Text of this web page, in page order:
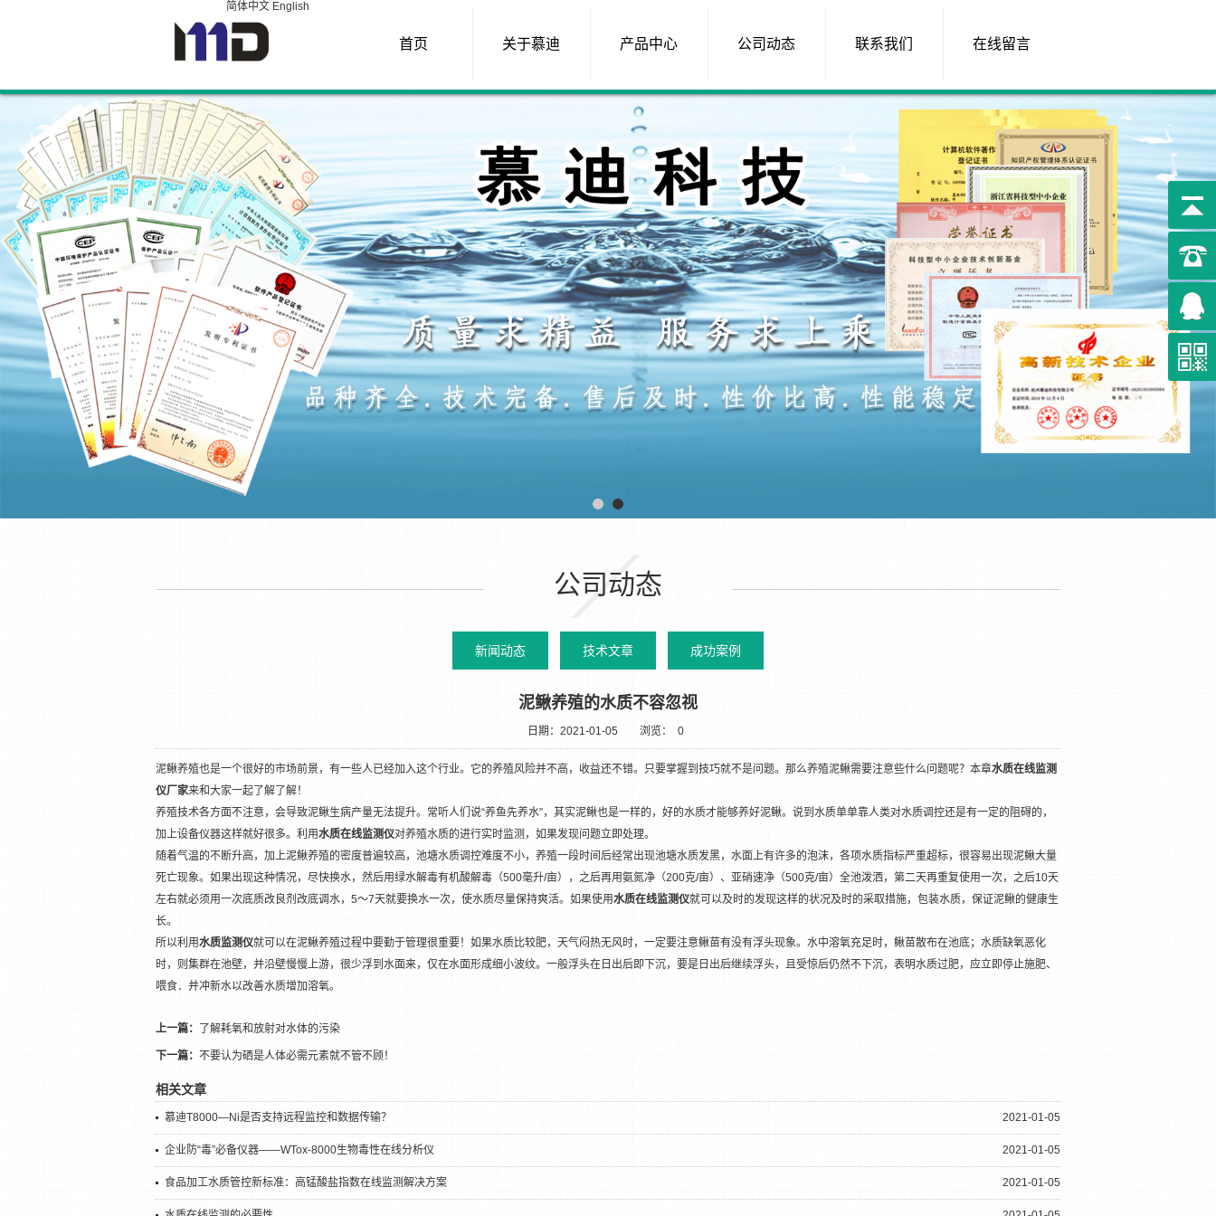
简体中文 English
首页 关于慕迪 产品中心 公司动态 联系我们 在线留言
1 2
公司动态
新闻动态 技术文章 成功案例
泥鳅养殖的水质不容忽视
日期：2021-01-05 浏览： 0
泥鳅养殖也是一个很好的市场前景，有一些人已经加入这个行业。它的养殖风险并不高，收益还不错。只要掌握到技巧就不是问题。那么养殖泥鳅需要注意些什么问题呢？本章水质在线监测
仪厂家来和大家一起了解了解！
养殖技术各方面不注意，会导致泥鳅生病产量无法提升。常听人们说“养鱼先养水”，其实泥鳅也是一样的，好的水质才能够养好泥鳅。说到水质单单靠人类对水质调控还是有一定的阻碍的，
加上设备仪器这样就好很多。利用水质在线监测仪对养殖水质的进行实时监测，如果发现问题立即处理。
随着气温的不断升高，加上泥鳅养殖的密度普遍较高，池塘水质调控难度不小，养殖一段时间后经常出现池塘水质发黑，水面上有许多的泡沫，各项水质指标严重超标，很容易出现泥鳅大量
死亡现象。如果出现这种情况，尽快换水，然后用绿水解毒有机酸解毒（500毫升/亩），之后再用氨氮净（200克/亩）、亚硝速净（500克/亩）全池泼洒，第二天再重复使用一次，之后10天
左右就必须用一次底质改良剂改底调水，5～7天就要换水一次，使水质尽量保持爽活。如果使用水质在线监测仪就可以及时的发现这样的状况及时的采取措施，包装水质，保证泥鳅的健康生
长。
所以利用水质监测仪就可以在泥鳅养殖过程中要勤于管理很重要！如果水质比较肥，天气闷热无风时，一定要注意鳅苗有没有浮头现象。水中溶氧充足时，鳅苗散布在池底；水质缺氧恶化
时，则集群在池壁，并沿壁慢慢上游，很少浮到水面来，仅在水面形成细小波纹。一般浮头在日出后即下沉，要是日出后继续浮头，且受惊后仍然不下沉，表明水质过肥，应立即停止施肥、
喂食．并冲新水以改善水质增加溶氧。
上一篇： 了解耗氧和放射对水体的污染
下一篇： 不要认为硒是人体必需元素就不管不顾！
相关文章
2021-01-05
慕迪T8000—Ni是否支持远程监控和数据传输？
2021-01-05
企业防“毒”必备仪器——WTox-8000生物毒性在线分析仪
2021-01-05
食品加工水质管控新标准：高锰酸盐指数在线监测解决方案